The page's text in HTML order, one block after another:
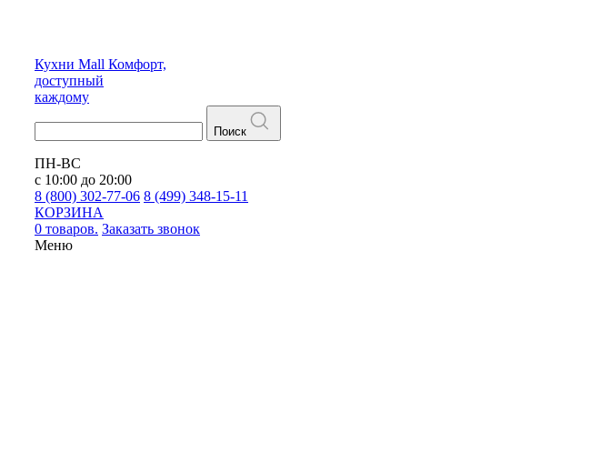
Кухни Mall Комфорт,
доступный
каждому
Поиск
ПН-ВС
с 10:00 до 20:00
8 (800) 302-77-06 8 (499) 348-15-11
КОРЗИНА
0 товаров. Заказать звонок
Меню